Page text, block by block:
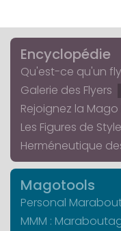
Encyclopédie
Qu'est-ce qu'un
Galerie des Flyers
Rejoignez la Mago
Les Figures de Style
Herméneutique
Magotools
Personal
MMM :